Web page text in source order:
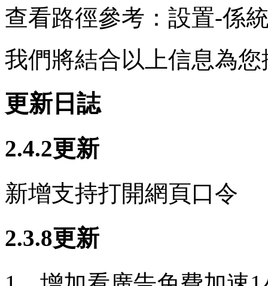
查看路徑參考：設置-係
我們將結合以上信息為
更新日誌
2.4.2更新
新增支持打開網頁口令
2.3.8更新